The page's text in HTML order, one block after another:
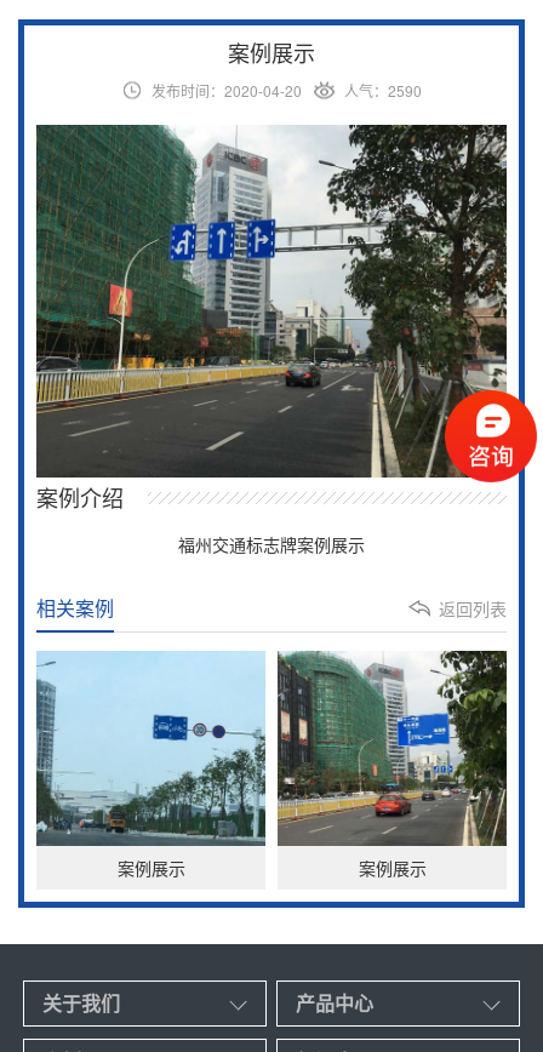
案例展示
发布时间：2020-04-20 人气：2590
案例介绍
福州交通标志牌案例展示
返回列表
相关案例
案例展示 案例展示
关于我们 产品中心